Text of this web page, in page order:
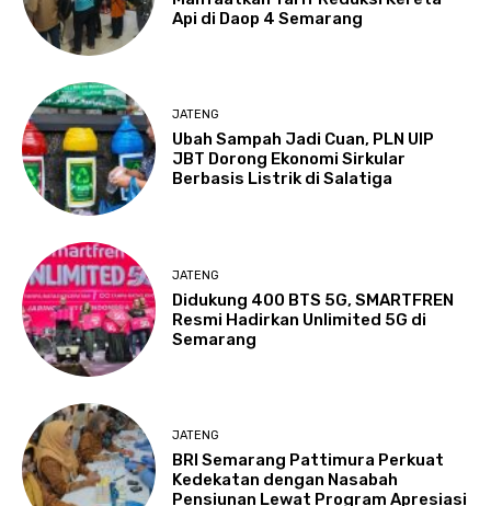
Api di Daop 4 Semarang
JATENG
Ubah Sampah Jadi Cuan, PLN UIP
JBT Dorong Ekonomi Sirkular
Berbasis Listrik di Salatiga
JATENG
Didukung 400 BTS 5G, SMARTFREN
Resmi Hadirkan Unlimited 5G di
Semarang
JATENG
BRI Semarang Pattimura Perkuat
Kedekatan dengan Nasabah
Pensiunan Lewat Program Apresiasi